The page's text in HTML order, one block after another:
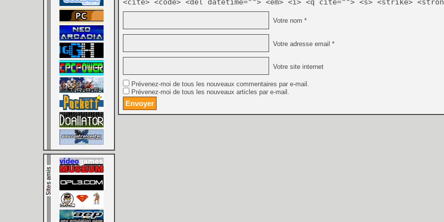
<cite> <code> <del datetime=""> <em> <i> <q cite=""> <s> <strike>
Votre nom *
Votre adresse email *
Votre site internet
Prévenez-moi de tous les nouveaux commentaires par e-mail.
Prévenez-moi de tous les nouveaux articles par e-mail.